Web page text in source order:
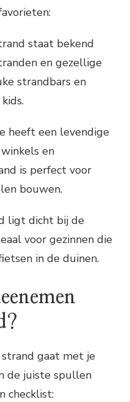
staat bekend
en gezellige
strandbars en
heeft een levendige
en
is perfect voor
bouwen.
ligt dicht bij de
voor gezinnen die
in de duinen.
gaat met je
de juiste spullen
checklist: